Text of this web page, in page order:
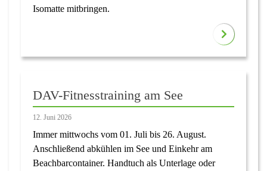
Isomatte mitbringen.
DAV-Fitnesstraining am See
12. Juni 2026
Immer mittwochs vom 01. Juli bis 26. August.
Anschließend abkühlen im See und Einkehr am
Beachbarcontainer. Handtuch als Unterlage oder